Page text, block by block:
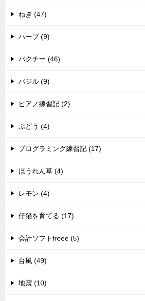
ねぎ (47)
ハーブ (9)
パクチー (46)
バジル (9)
ピアノ練習記 (2)
ぶどう (4)
プログラミング練習記 (17)
ほうれん草 (4)
レモン (4)
仔猫を育てる (17)
会計ソフトfreee (5)
台風 (49)
地震 (10)